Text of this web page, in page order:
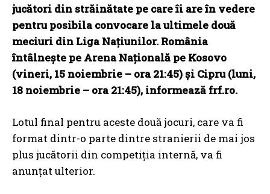
jucători din străinătate pe care îi are în vedere
pentru posibila convocare la ultimele două
meciuri din Liga Națiunilor. România
întâlnește pe Arena Națională pe Kosovo
(vineri, 15 noiembrie – ora 21:45) și Cipru (luni,
18 noiembrie – ora 21:45), informează frf.ro.
Lotul final pentru aceste două jocuri, care va fi
format dintr-o parte dintre stranierii de mai jos
plus jucătorii din competiția internă, va fi
anunțat ulterior.